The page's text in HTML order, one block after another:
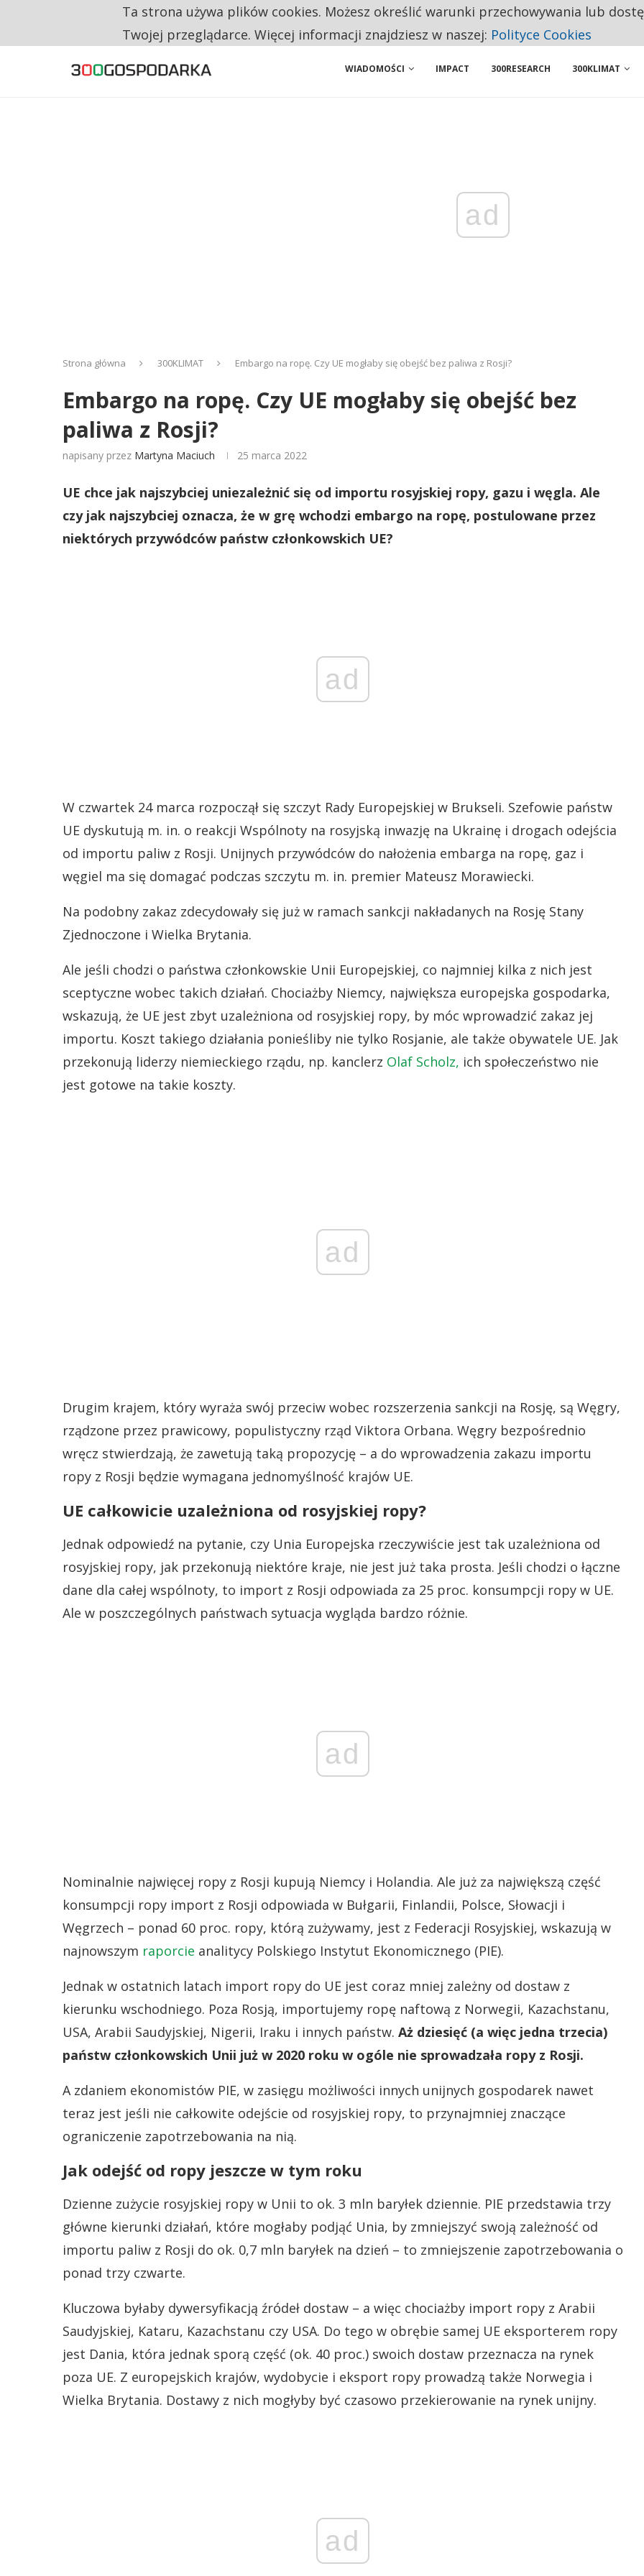
NA JEDEN WAKAT PRZYPADAJĄ 62 ZGŁOSZENIA. WIELU KANDYDATÓW NIE ROZPOCZYNA PRACY
WIADOMOŚCI IMPACT 300RESEARCH 300KLIMAT
ad
Strona główna 300KLIMAT Embargo na ropę. Czy UE mogłaby się obejść bez paliwa z Rosji?
Embargo na ropę. Czy UE mogłaby się obejść bez
paliwa z Rosji?
napisany przez Martyna Maciuch 25 marca 2022
UE chce jak najszybciej uniezależnić się od importu rosyjskiej ropy, gazu i węgla. Ale
czy jak najszybciej oznacza, że w grę wchodzi embargo na ropę, postulowane przez
niektórych przywódców państw członkowskich UE?
ad
W czwartek 24 marca rozpoczął się szczyt Rady Europejskiej w Brukseli. Szefowie państw
UE dyskutują m. in. o reakcji Wspólnoty na rosyjską inwazję na Ukrainę i drogach odejścia
od importu paliw z Rosji. Unijnych przywódców do nałożenia embarga na ropę, gaz i
węgiel ma się domagać podczas szczytu m. in. premier Mateusz Morawiecki.
Na podobny zakaz zdecydowały się już w ramach sankcji nakładanych na Rosję Stany
Zjednoczone i Wielka Brytania.
Ale jeśli chodzi o państwa członkowskie Unii Europejskiej, co najmniej kilka z nich jest
sceptyczne wobec takich działań. Chociażby Niemcy, największa europejska gospodarka,
wskazują, że UE jest zbyt uzależniona od rosyjskiej ropy, by móc wprowadzić zakaz jej
importu. Koszt takiego działania ponieśliby nie tylko Rosjanie, ale także obywatele UE. Jak
przekonują liderzy niemieckiego rządu, np. kanclerz Olaf Scholz, ich społeczeństwo nie
jest gotowe na takie koszty.
ad
Drugim krajem, który wyraża swój przeciw wobec rozszerzenia sankcji na Rosję, są Węgry,
rządzone przez prawicowy, populistyczny rząd Viktora Orbana. Węgry bezpośrednio
wręcz stwierdzają, że zawetują taką propozycję – a do wprowadzenia zakazu importu
ropy z Rosji będzie wymagana jednomyślność krajów UE.
UE całkowicie uzależniona od rosyjskiej ropy?
Jednak odpowiedź na pytanie, czy Unia Europejska rzeczywiście jest tak uzależniona od
rosyjskiej ropy, jak przekonują niektóre kraje, nie jest już taka prosta. Jeśli chodzi o łączne
dane dla całej wspólnoty, to import z Rosji odpowiada za 25 proc. konsumpcji ropy w UE.
Ale w poszczególnych państwach sytuacja wygląda bardzo różnie.
ad
Nominalnie najwięcej ropy z Rosji kupują Niemcy i Holandia. Ale już za największą część
konsumpcji ropy import z Rosji odpowiada w Bułgarii, Finlandii, Polsce, Słowacji i
Węgrzech – ponad 60 proc. ropy, którą zużywamy, jest z Federacji Rosyjskiej, wskazują w
najnowszym raporcie analitycy Polskiego Instytut Ekonomicznego (PIE).
Jednak w ostatnich latach import ropy do UE jest coraz mniej zależny od dostaw z
kierunku wschodniego. Poza Rosją, importujemy ropę naftową z Norwegii, Kazachstanu,
USA, Arabii Saudyjskiej, Nigerii, Iraku i innych państw. Aż dziesięć (a więc jedna trzecia)
państw członkowskich Unii już w 2020 roku w ogóle nie sprowadzała ropy z Rosji.
A zdaniem ekonomistów PIE, w zasięgu możliwości innych unijnych gospodarek nawet
teraz jest jeśli nie całkowite odejście od rosyjskiej ropy, to przynajmniej znaczące
ograniczenie zapotrzebowania na nią.
Jak odejść od ropy jeszcze w tym roku
Dzienne zużycie rosyjskiej ropy w Unii to ok. 3 mln baryłek dziennie. PIE przedstawia trzy
główne kierunki działań, które mogłaby podjąć Unia, by zmniejszyć swoją zależność od
importu paliw z Rosji do ok. 0,7 mln baryłek na dzień – to zmniejszenie zapotrzebowania o
ponad trzy czwarte.
Kluczowa byłaby dywersyfikacją źródeł dostaw – a więc chociażby import ropy z Arabii
Saudyjskiej, Kataru, Kazachstanu czy USA. Do tego w obrębie samej UE eksporterem ropy
jest Dania, która jednak sporą część (ok. 40 proc.) swoich dostaw przeznacza na rynek
poza UE. Z europejskich krajów, wydobycie i eksport ropy prowadzą także Norwegia i
Wielka Brytania. Dostawy z nich mogłyby być czasowo przekierowanie na rynek unijny.
ad
Ta strona używa plików cookies. Możesz określić warunki przechowywania lub
Twojej przeglądarce. Więcej informacji znajdziesz w naszej: Polityce Cookies